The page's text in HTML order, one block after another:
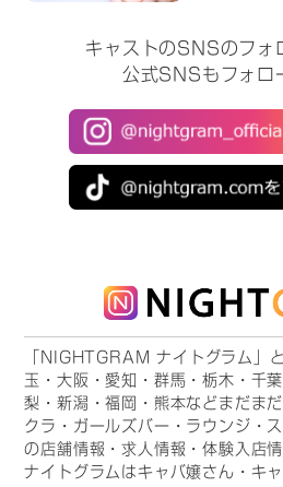
キャストのSNSのフォ
公式SNSもフォロ
「NIGHTGRAM ナイトグラム」
玉・大阪・愛知・群馬・栃木・千
梨・新潟・福岡・熊本などまだま
クラ・ガールズバー・ラウンジ・
の店舗情報・求人情報・体験入店
ナイトグラムはキャバ嬢さん・キ